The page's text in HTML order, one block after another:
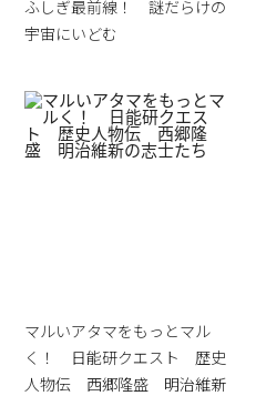
ふしぎ最前線！ 謎だらけの
宇宙にいどむ
マルいアタマをもっとマル
く！ 日能研クエスト 歴史
人物伝 西郷隆盛 明治維新